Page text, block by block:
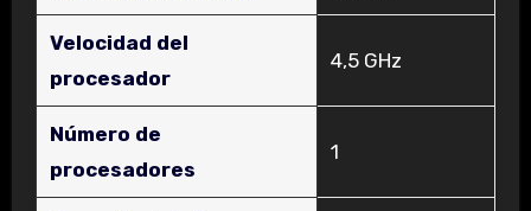
Velocidad del
procesador
‎4,5 GHz
Número de
procesadores
‎1